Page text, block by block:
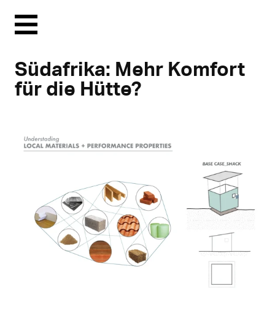
Menu
Südafrika: Mehr Komfort
für die Hütte?